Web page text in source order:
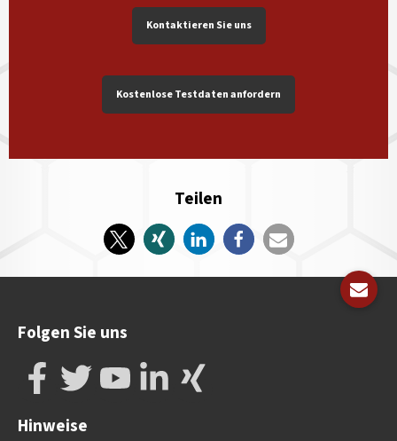
Kontaktieren Sie uns
Kostenlose Testdaten anfordern
Teilen
Folgen Sie uns
Hinweise